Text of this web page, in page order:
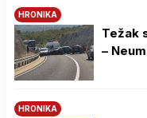
HRONIKA
Težak
–
HRONIKA